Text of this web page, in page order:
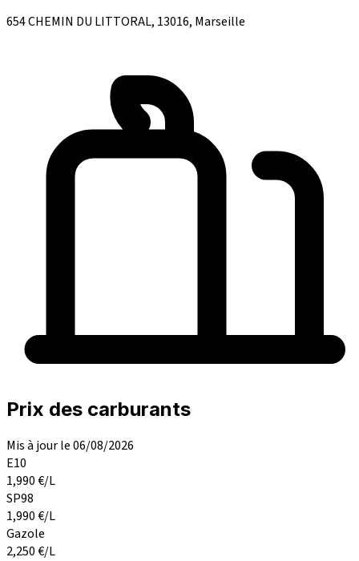
654 CHEMIN DU LITTORAL, 13016, Marseille
Prix des carburants
Mis à jour le 06/08/2026
E10
1,990€/L
SP98
1,990€/L
Gazole
2,250€/L